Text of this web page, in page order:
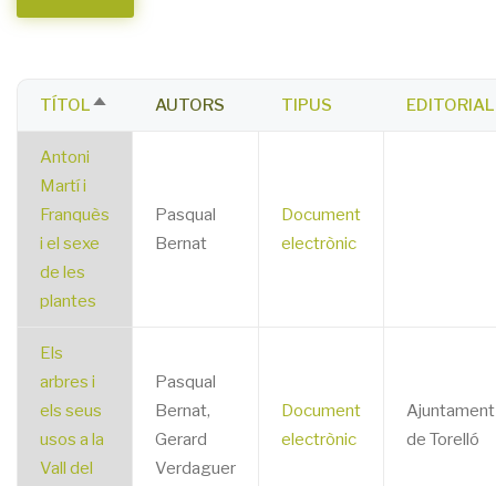
TÍTOLSORT
DESCENDING
AUTORS TIPUS EDITORIAL
Antoni
Martí i
Franquès
i el sexe
de les
plantes
Pasqual
Bernat
Document
electrònic
Els
arbres i
els seus
usos a la
Vall del
Pasqual
Bernat,
Gerard
Verdaguer
Document
electrònic
Ajuntament
de Torelló